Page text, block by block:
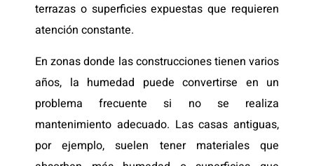
terrazas o superficies expuestas que requieren
atención constante.
En zonas donde las construcciones tienen varios
años, la humedad puede convertirse en un
problema frecuente si no se realiza
mantenimiento adecuado. Las casas antiguas,
por ejemplo, suelen tener materiales que